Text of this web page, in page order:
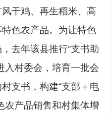
干鸡、再生稻米、高
色农产品。为让特色
去年该县推行“支书助
入村委会，培育一批会
支书，构建“支部＋电
农产品销售和村集体增